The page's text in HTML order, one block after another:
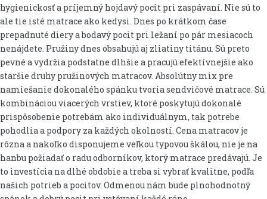
hygienickosť a príjemný hojdavý pocit pri zaspávaní. Nie sú to
ale tie isté matrace ako kedysi. Dnes po krátkom čase
prepadnuté diery a bodavý pocit pri ležaní po pár mesiacoch
nenájdete. Pružiny dnes obsahujú aj zliatiny titánu. Sú preto
pevné a vydržia podstatne dlhšie a pracujú efektívnejšie ako
staršie druhy pružinových matracov. Absolútny mix pre
namiešanie dokonalého spánku tvoria sendvičové matrace. Sú
kombináciou viacerých vrstiev, ktoré poskytujú dokonalé
prispôsobenie potrebám ako individuálnym, tak potrebe
pohodlia a podpory za každých okolností. Cena matracov je
rôzna a nakoľko disponujeme veľkou typovou škálou, nie je na
hanbu požiadať o radu odborníkov, ktorý matrace predávajú. Je
to investícia na dlhé obdobie a treba si vybrať kvalitne, podľa
našich potrieb a pocitov. Odmenou nám bude plnohodnotný